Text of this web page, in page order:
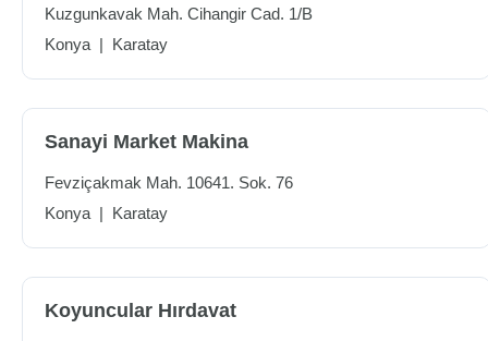
Kuzgunkavak Mah. Cihangir Cad. 1/B
Konya | Karatay
Sanayi Market Makina
Fevziçakmak Mah. 10641. Sok. 76
Konya | Karatay
Koyuncular Hırdavat